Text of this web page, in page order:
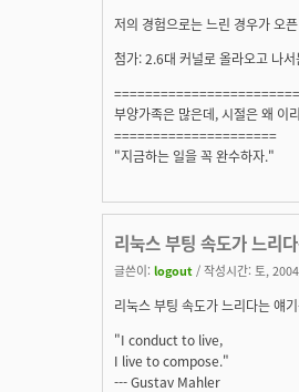
저의 경험으로는 느린 경우가 오
첨가: 2.6대 커널로 올라오고 나
부양가족은 많은데, 시절은 왜 이
=====================
"지금하는 일을 꼭 완수하자."
리눅스 부팅 속도가 느리
글쓴이: logout / 작성시간: 토,
리눅스 부팅 속도가 느리다는 얘
"I conduct to live,
I live to compose."
--- Gustav Mahler